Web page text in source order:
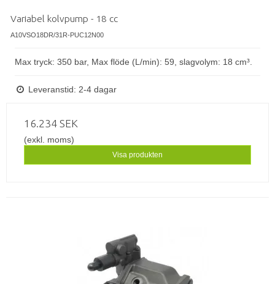
Variabel kolvpump - 18 cc
A10VSO18DR/31R-PUC12N00
Max tryck: 350 bar, Max flöde (L/min): 59, slagvolym: 18 cm³.
Leveranstid: 2-4 dagar
16.234 SEK
(exkl. moms)
Visa produkten